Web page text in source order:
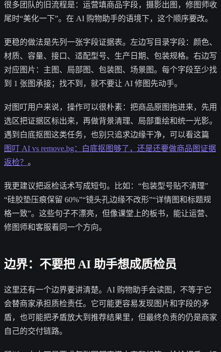
很多团队的旧流程是：运营填商品字段，摄影出图，修图师收
尾时“美化一下”。在 AI 购物助手的语境下，这个顺序要改。
更稳的做法是先列一张字段证据表。左边写目录字段：颜色、
材质、容量、接口、适配型号、生产日期、包装规格。右边写
对应图片：主图、局部图、包装图、场景图。每个字段至少找
到 1 张图承接；找不到，就不要让 AI 修图先动手。
对图叮用户来说，操作可以很朴素：把商品原图拖进来，先用
选区把证据区标出来，再做背景清理、局部重绘和统一光影。
遇到白底抠图这类任务，也别只追求边缘干净，可以看这篇
图叮 AI vs remove.bg：白底抠图够了，还是还要做商品图证据
返检？ 。
我更建议把返检话术写成短句。比如：“包装型号贴不清理”
“硅胶垫压痕保留 60%”“镜头孔边缘不改形”“详情图和标题规
格一致”。这些句子不漂亮，但像课堂上的板书，能让运营、
修图师和客服看同一个方向。
边界：不要把 AI 助手想成质检员
这里还有一个边界要讲清楚。AI 购物助手会读图，不等于它
会替商家承担质检责任。它可能更容易发现图片和字段的矛
盾，也可能把矛盾放大到推荐结果里，但最终负责的仍是商家
自己的交付链路。